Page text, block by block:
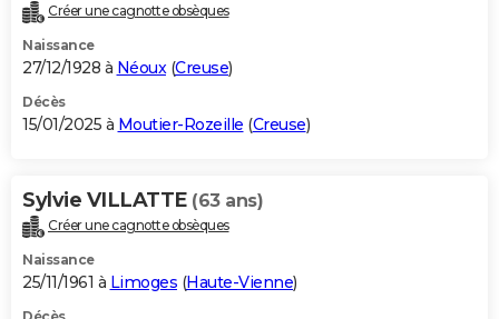
Créer une cagnotte obsèques
Naissance
27/12/1928 à Néoux(Creuse)
Décès
15/01/2025 à Moutier-Rozeille (Creuse)
Sylvie VILLATTE (63 ans)
Créer une cagnotte obsèques
Naissance
25/11/1961 à Limoges (Haute-Vienne)